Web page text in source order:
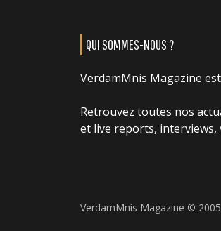
QUI SOMMES-NOUS ?
VerdamMnis Magazine
Retrouvez toutes nos
et live reports, interviews,
VerdamMnis Magazine ©